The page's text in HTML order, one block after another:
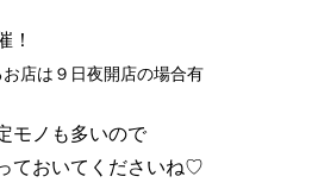
！
店は９日夜開店の場合有
モノも多いので
ておいてくださいね♡